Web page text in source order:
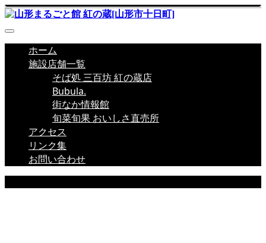
ホーム
施設店舗一覧
そば処 三百坊 紅の蔵店
Bubula.
街なか情報館
旬菜旬果 おいしさ直売所
アクセス
リンク集
お問い合わせ